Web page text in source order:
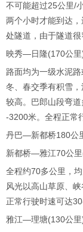
不可能超过25公里/
两个小时才能到达
处隧道，由于隧道
映秀―日隆(170公
路面均为一级水泥
冬、春交季有积雪
较高。巴郎山段弯
-3200米。全程正常
丹巴―新都桥180公
新都桥―雅江70公
全程约70多公里，
风光以高山草原、
正常行驶时速可达
雅江―理塘(130公